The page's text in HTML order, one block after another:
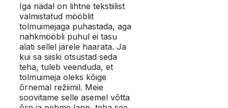
Iga nädal on lihtne tekstiilist
valmistatud mööblit
tolmuimejaga puhastada, aga
nahkmööbli puhul ei tasu
alati sellel järele haarata. Ja
kui sa siiski otsustad seda
teha, tuleb veenduda, et
tolmuimeja oleks kõige
õrnemal režiimil. Meie
soovitame selle asemel võtta